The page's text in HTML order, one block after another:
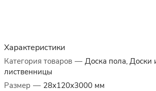
Характеристики
Категория товаров — Доска пола, Доски
лиственницы
Размер — 28х120х3000 мм